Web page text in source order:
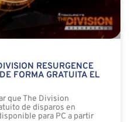
RESURGENCE
FORMA GRATUITA EL
que The Division
de disparos en
para PC a partir